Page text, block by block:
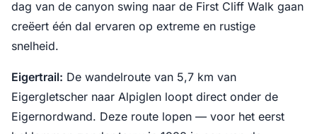
dag van de canyon swing naar de First Cliff Walk gaan
creëert één dal ervaren op extreme en rustige
snelheid.
Eigertrail: De wandelroute van 5,7 km van
Eigergletscher naar Alpiglen loopt direct onder de
Eigernordwand. Deze route lopen — voor het eerst